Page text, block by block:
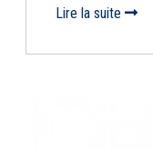
Lire la suite